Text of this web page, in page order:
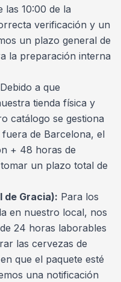
las 10:00 de la
verificación y un
un plazo general de
la preparación interna
Debido a que
tienda física y
catálogo se gestiona
de Barcelona, el
+ 48 horas de
un plazo total de
de Gracia): Para los
en nuestro local, nos
24 horas laborables
las cervezas de
que el paquete esté
una notificación